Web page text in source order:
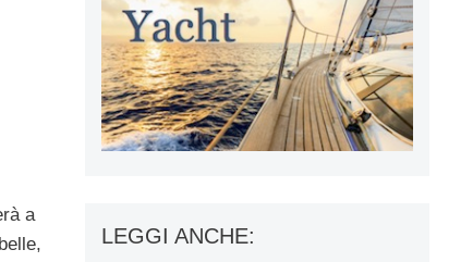
a
LEGGI ANCHE: